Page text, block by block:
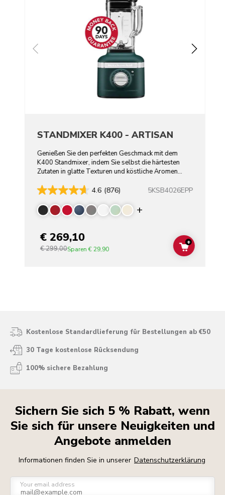
STANDMIXER K400 - ARTISAN
Genießen Sie den perfekten Geschmack mit dem
K400 Standmixer, indem Sie selbst die härtesten
Zutaten in glatte Texturen und köstliche Aromen
4.6 (876) 5KSB4026EPP
Display more
€ 269,10
€ 299,00Sparen € 29,90 ADD TO
+
Kostenlose Standardlieferung für Bestellungen ab €50
30 Tage kostenlose Rücksendung
100% sichere Bezahlung
Sichern Sie sich 5 % Rabatt, wenn
Sie sich für unsere Neuigkeiten und
Angebote anmelden
Informationen finden Sie in unserer Datenschutzerklärung
Your email address